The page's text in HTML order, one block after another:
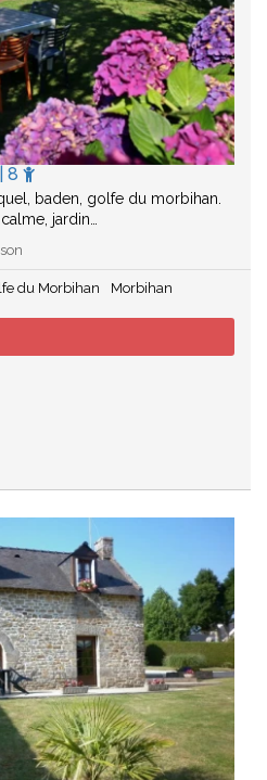
8
baden, golfe du morbihan.
jardin…
du Morbihan
Morbihan